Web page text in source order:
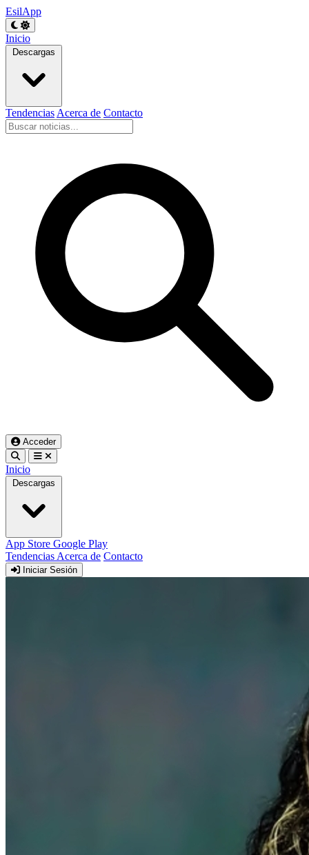
EsilApp
Inicio
Descargas
Tendencias Acerca de Contacto
Acceder
Inicio
Descargas
App Store Google Play
Tendencias Acerca de Contacto
Iniciar Sesión